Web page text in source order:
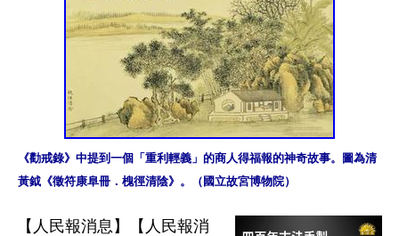
《勸戒錄》中提到一個「重利輕義」的商人得福報的神奇故事。圖為清
黃鉞《徵符康阜冊．槐徑清陰》。（國立故宮博物院）
【人民報消息】【人民報消